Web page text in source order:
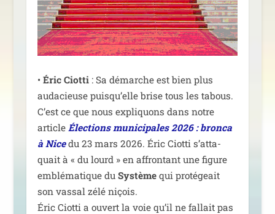
• Éric Ciotti: Sa démarche est bien plus
auda­cieuse puis­qu’elle brise tous les tabous.
C’est ce que nous expli­quons dans notre
article Élections muni­ci­pales 2026 : bron­ca
à Nicedu 23 mars 2026. Éric Ciotti s’at­ta­
quait à « du lourd » en affron­tant une figure
emblé­ma­tique du Systèmequi pro­té­geait
son vas­sal zélé niçois.
Éric Ciotti a ouvert la voie qu’il ne fal­lait pas